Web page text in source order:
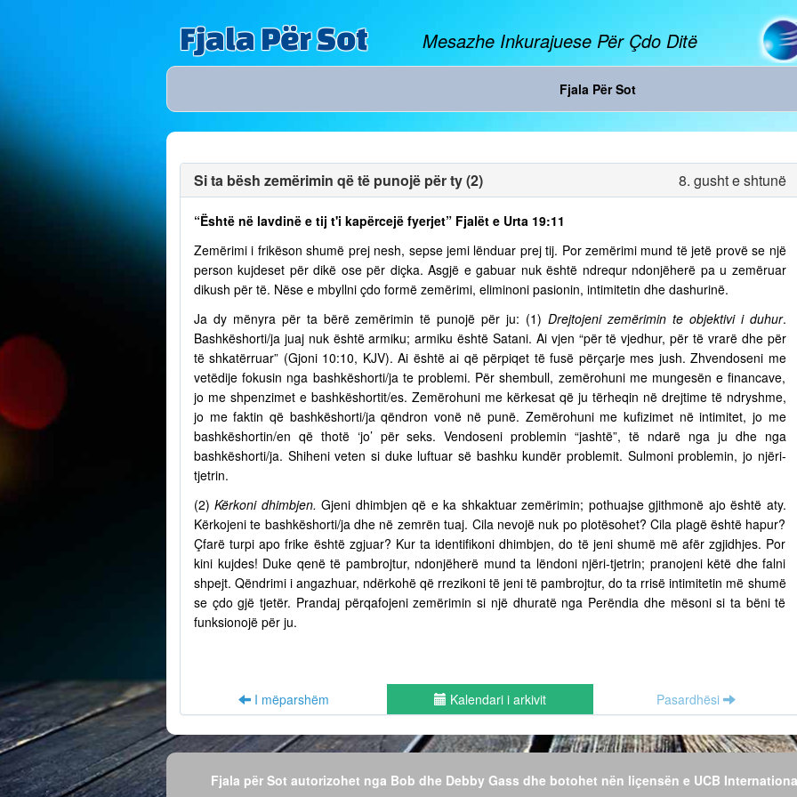
Fjala Për Sot Mesazhe Inkurajuese Për Çdo Ditë
Fjala Për Sot
Si ta bësh zemërimin që të punojë për ty (2) 8. gusht e shtunë
“Është në lavdinë e tij t'i kapërcejë fyerjet” Fjalët e Urta 19:11
Zemërimi i frikëson shumë prej nesh, sepse jemi lënduar prej tij. Por zemërimi mund të jetë provë se një
person kujdeset për dikë ose për diçka. Asgjë e gabuar nuk është ndrequr ndonjëherë pa u zemëruar
dikush për të. Nëse e mbyllni çdo formë zemërimi, eliminoni pasionin, intimitetin dhe dashurinë.
Ja dy mënyra për ta bërë zemërimin të punojë për ju: (1) Drejtojeni zemërimin te objektivi i duhur.
Bashkëshorti/ja juaj nuk është armiku; armiku është Satani. Ai vjen “për të vjedhur, për të vrarë dhe për
të shkatërruar” (Gjoni 10:10, KJV). Ai është ai që përpiqet të fusë përçarje mes jush. Zhvendoseni me
vetëdije fokusin nga bashkëshorti/ja te problemi. Për shembull, zemërohuni me mungesën e financave,
jo me shpenzimet e bashkëshortit/es. Zemërohuni me kërkesat që ju tërheqin në drejtime të ndryshme,
jo me faktin që bashkëshorti/ja qëndron vonë në punë. Zemërohuni me kufizimet në intimitet, jo me
bashkëshortin/en që thotë ‘jo’ për seks. Vendoseni problemin “jashtë”, të ndarë nga ju dhe nga
bashkëshorti/ja. Shiheni veten si duke luftuar së bashku kundër problemit. Sulmoni problemin, jo njëri-
tjetrin.
(2)Kërkoni dhimbjen. Gjeni dhimbjen që e ka shkaktuar zemërimin; pothuajse gjithmonë ajo është aty.
Kërkojeni te bashkëshorti/ja dhe në zemrën tuaj. Cila nevojë nuk po plotësohet? Cila plagë është hapur?
Çfarë turpi apo frike është zgjuar? Kur ta identifikoni dhimbjen, do të jeni shumë më afër zgjidhjes. Por
kini kujdes! Duke qenë të pambrojtur, ndonjëherë mund ta lëndoni njëri-tjetrin; pranojeni këtë dhe falni
shpejt. Qëndrimi i angazhuar, ndërkohë që rrezikoni të jeni të pambrojtur, do ta rrisë intimitetin më shumë
se çdo gjë tjetër. Prandaj përqafojeni zemërimin si një dhuratë nga Perëndia dhe mësoni si ta bëni të
funksionojë për ju.
I mëparshëm Kalendari i arkivit Pasardhësi
Fjala për Sot autorizohet nga Bob dhe Debby Gass dhe botohet nën liçensën e UCB